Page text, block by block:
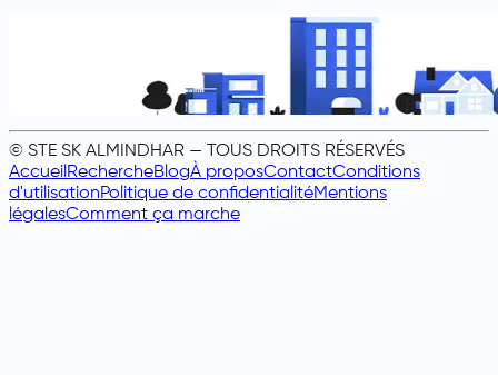
© STE SK ALMINDHAR — TOUS DROITS RÉSERVÉS
AccueilRechercheBlogÀ proposContactConditions
d'utilisationPolitique de confidentialitéMentions
légalesComment ça marche